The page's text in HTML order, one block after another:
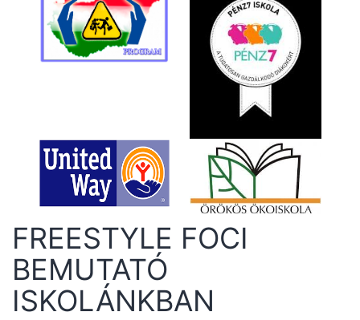
FREESTYLE FOCI
BEMUTATÓ
ISKOLÁNKBAN